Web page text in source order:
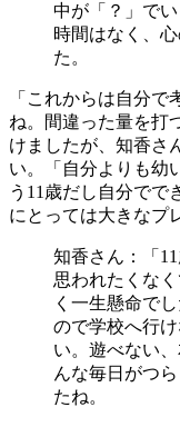
中が「？」で
時間はなく、
た。
「これからは自分
ね。間違った量を打
けましたが、知香さ
い。「自分よりも幼
う11歳だし自分でで
にとっては大きなプ
知香さん：「
思われたくな
く一生懸命で
ので学校へ行
い。遊べない
んな毎日がつ
たね。